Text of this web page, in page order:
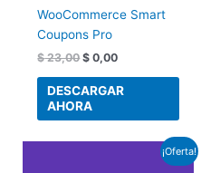
WooCommerce Smart
Coupons Pro
$23,00 $ 0,00
DESCARGAR
AHORA
¡Oferta!